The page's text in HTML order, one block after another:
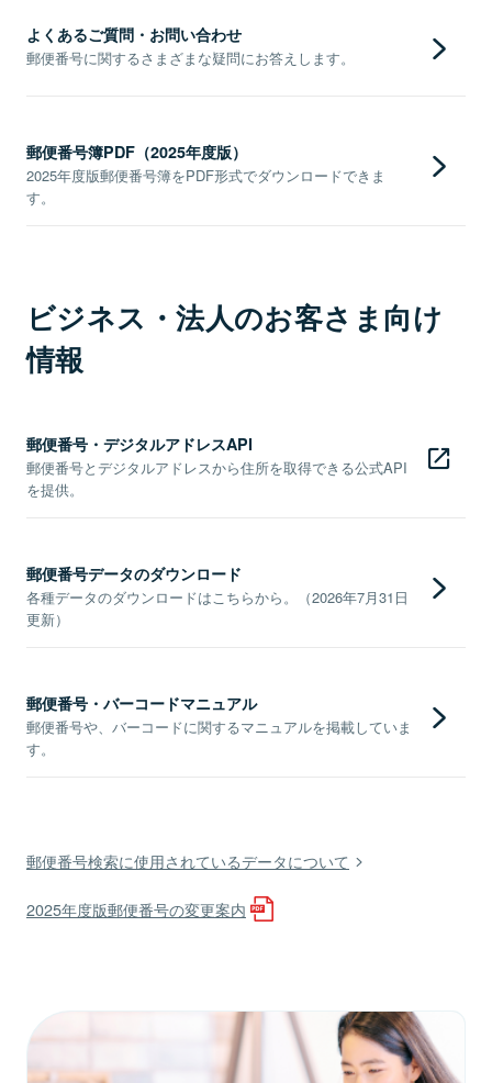
よくあるご質問・お問い合わせ
郵便番号に関するさまざまな疑問にお答えします。
郵便番号簿PDF（2025年度版）
2025年度版郵便番号簿をPDF形式でダウンロードできま
す。
ビジネス・法人のお客さま向け
情報
郵便番号・デジタルアドレスAPI
郵便番号とデジタルアドレスから住所を取得できる公式API
を提供。
郵便番号データのダウンロード
各種データのダウンロードはこちらから。（2026年7月31日
更新）
郵便番号・バーコードマニュアル
郵便番号や、バーコードに関するマニュアルを掲載していま
す。
郵便番号検索に使用されているデータについて
2025年度版郵便番号の変更案内